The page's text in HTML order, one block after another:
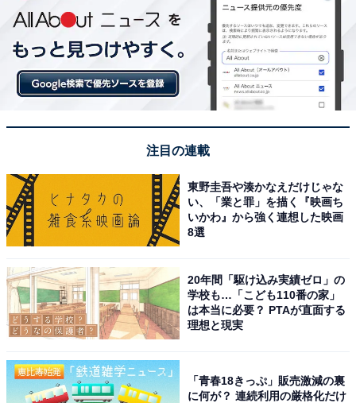
注目の連載
東野圭吾や湊かなえだけじゃな
い、「業と罪」を描く『映画ち
いかわ』から強く連想した映画
8選
20年間「駆け込み実績ゼロ」の
学校も…「こども110番の家」
は本当に必要？ PTAが直面する
理想と現実
「青春18きっぷ」販売激減の裏
に何が？ 連続利用の厳格化だけ